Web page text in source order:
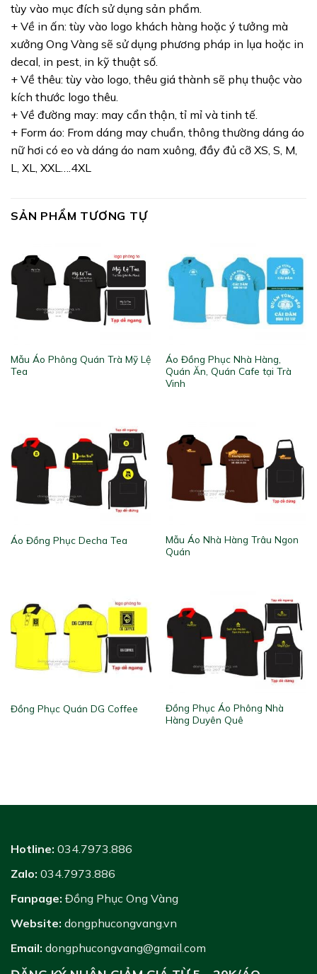
tùy vào mục đích sử dụng sản phẩm.
+ Về in ấn: tùy vào logo khách hàng hoặc ý tưởng mà
xưởng Ong Vàng sẽ sử dụng phương pháp in lụa hoặc in
decal, in pest, in kỹ thuật số.
+ Về thêu: tùy vào logo, thêu giá thành sẽ phụ thuộc vào
kích thước logo thêu.
+ Về đường may: may cẩn thận, tỉ mỉ và tinh tế.
+ Form áo: From dáng may chuẩn, thông thường dáng áo
nữ hơi có eo và dáng áo nam xuông, đầy đủ cỡ XS, S, M,
L, XL, XXL….4XL
SẢN PHẨM TƯƠNG TỰ
Mẫu Áo Phông Quán Trà Mỹ Lệ
Tea
Áo Đồng Phục Nhà Hàng,
Quán Ăn, Quán Cafe tại Trà
Vinh
Áo Đồng Phục Decha Tea
Mẫu Áo Nhà Hàng Trâu Ngon
Quán
Đồng Phục Quán DG Coffee
Đồng Phục Áo Phông Nhà
Hàng Duyên Quê
Hotline: 034.7973.886
Zalo: 034.7973.886
Fanpage: Đồng Phục Ong Vàng
Website: dongphucongvang.vn
Email: dongphucongvang@gmail.com